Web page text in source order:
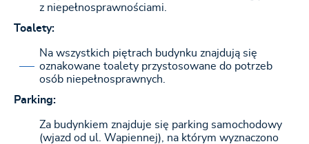
z niepełnosprawnościami.
Toalety:
Na wszystkich piętrach budynku znajdują się
oznakowane toalety przystosowane do potrzeb
osób niepełnosprawnych.
Parking:
Za budynkiem znajduje się parking samochodowy
(wjazd od ul. Wapiennej), na którym wyznaczono